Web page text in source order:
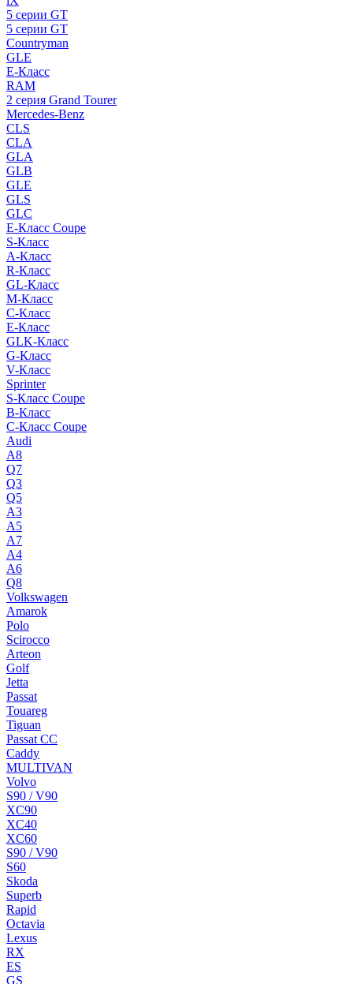
5 серии GT
5 серии GT
Countryman
GLE
E-Класс
RAM
2 серия Grand Tourer
Mercedes-Benz
CLS
CLA
GLA
GLB
GLE
GLS
GLC
E-Класс Coupe
S-Класс
A-Класс
R-Класс
GL-Класс
M-Класс
C-Класс
E-Класс
GLK-Класс
G-Класс
V-Класс
Sprinter
S-Класс Сoupe
B-Класс
C-Класс Coupe
Audi
A8
Q7
Q3
Q5
A3
A5
A7
A4
A6
Q8
Volkswagen
Amarok
Polo
Scirocco
Arteon
Golf
Jetta
Passat
Touareg
Tiguan
Passat CC
Caddy
MULTIVAN
Volvo
S90 / V90
XC90
XC40
XC60
S90 / V90
S60
Skoda
Superb
Rapid
Octavia
Lexus
RX
ES
GS